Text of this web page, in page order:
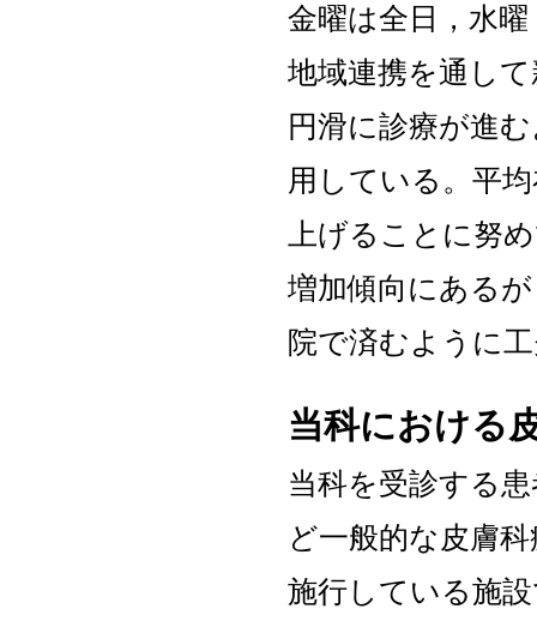
金曜は全日，水
地域連携を通し
円滑に診療が進
用している。平
上げることに努
増加傾向にある
院で済むように
当科における
当科を受診する
ど一般的な皮膚
施行している施